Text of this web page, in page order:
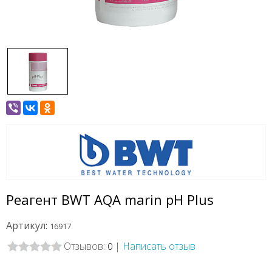
Реагент BWT AQA marin pH Plus
Артикул: 16917
Отзывов: 0 | Написать отзыв